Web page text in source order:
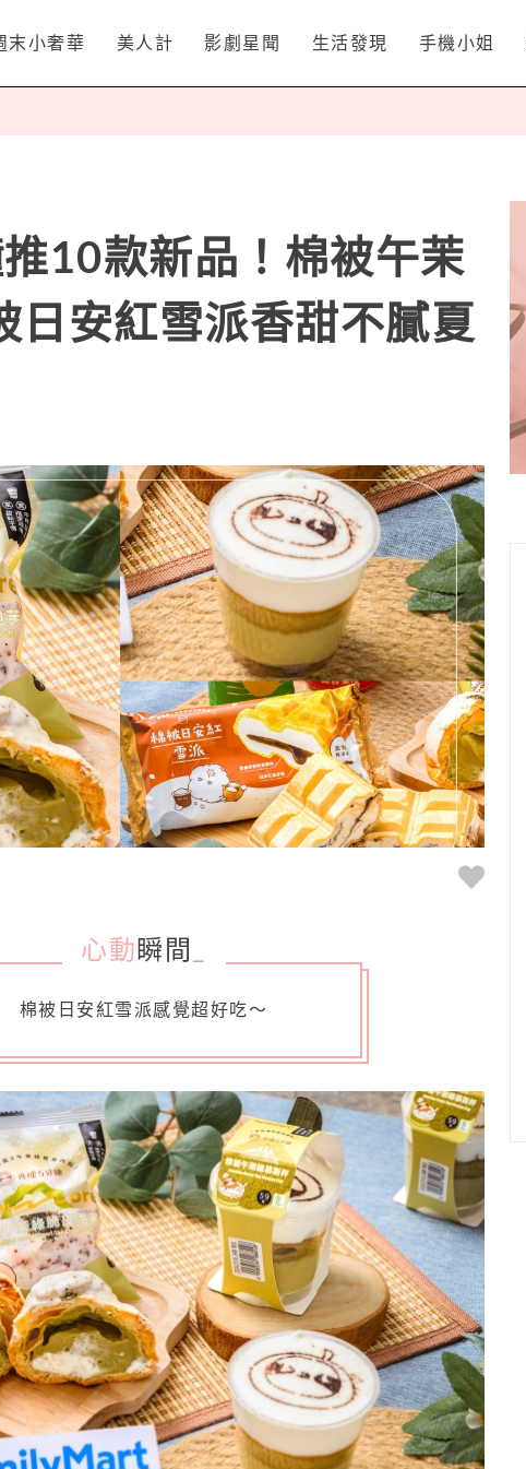
末小奢華 美人計 影劇星聞 生活發現 手機小姐
10款新品！棉被午茉
日安紅雪派香甜不膩夏
心動 瞬間
棉被日安紅雪派感覺超好吃～